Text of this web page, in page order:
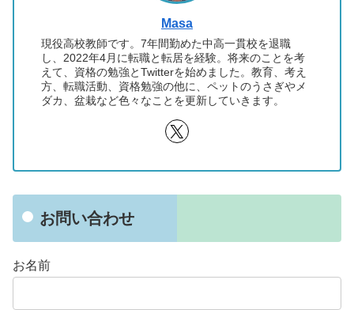
Masa
現役高校教師です。7年間勤めた中高一貫校を退職
し、2022年4月に転職と転居を経験。将来のことを考
えて、資格の勉強とTwitterを始めました。教育、考え
方、転職活動、資格勉強の他に、ペットのうさぎやメ
ダカ、盆栽など色々なことを更新していきます。
お問い合わせ
お名前